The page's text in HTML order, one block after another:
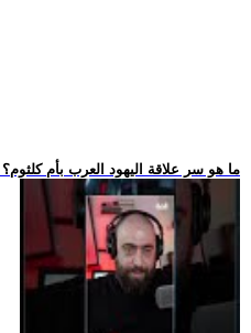
.. ما هو سر علاقة اليهود العرب بأم كلثوم؟